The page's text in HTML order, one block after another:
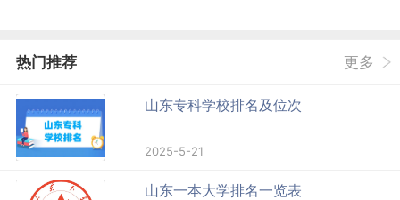
热门推荐 更多
山东专科学校排名及位次
2025-5-21
山东一本大学排名一览表